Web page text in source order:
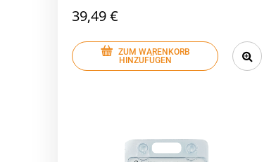
39,49 €
ZUM WARENKORB
HINZUFÜGEN